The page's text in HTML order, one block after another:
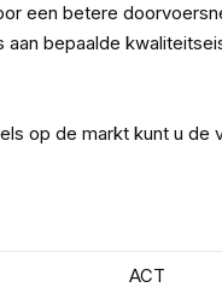
een betere
bepaalde
op de markt kunt u de
ACT